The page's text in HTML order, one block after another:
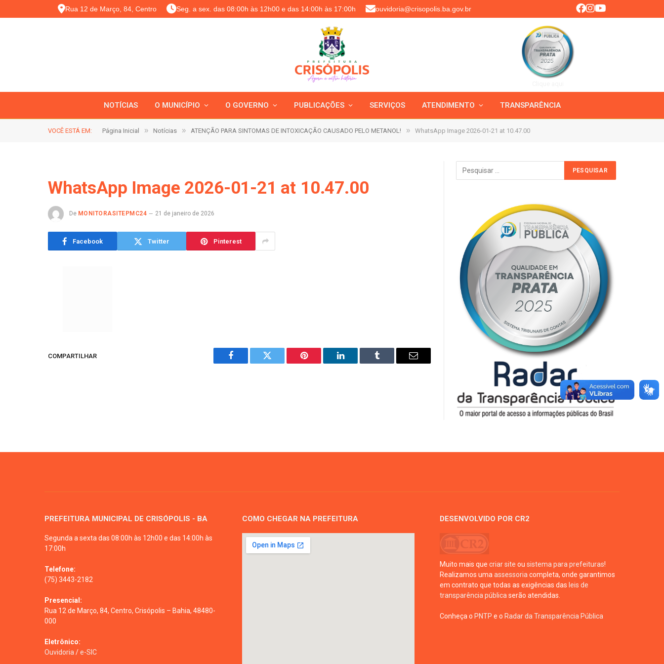
Rua 12 de Março, 84, Centro Seg. a sex. das 08:00h às 12h00 e das 14:00h às 17:00h ouvidoria@crisopolis.ba.gov.br
NOTÍCIAS O MUNICÍPIO O GOVERNO PUBLICAÇÕES SERVIÇOS ATENDIMENTO TRANSPARÊNCIA
VOCÊ ESTÁ EM: Página Inicial » Notícias » ATENÇÃO PARA SINTOMAS DE INTOXICAÇÃO CAUSADO PELO METANOL! » WhatsApp Image 2026-01-21 at 10.47.00
WhatsApp Image 2026-01-21 at 10.47.00
De MONITORASITEPMC24 21 de janeiro de 2026
Facebook Twitter Pinterest
COMPARTILHAR
Facebook Twitter Pinterest LinkedIn Tumblr Email
PREFEITURA MUNICIPAL DE CRISÓPOLIS - BA
Segunda a sexta das 08:00h às 12h00 e das 14:00h às
17:00h
Telefone:
(75) 3443-2182
Presencial:
Rua 12 de Março, 84, Centro, Crisópolis – Bahia, 48480-
000
Eletrônico:
Ouvidoria /e-SIC
COMO CHEGAR NA PREFEITURA DESENVOLVIDO POR CR2
Muito mais que criar site ou sistema para prefeituras!
Realizamos uma assessoria completa, onde garantimos
em contrato que todas as exigências das leis de
transparência pública serão atendidas.
Conheça o PNTP e o Radar da Transparência Pública